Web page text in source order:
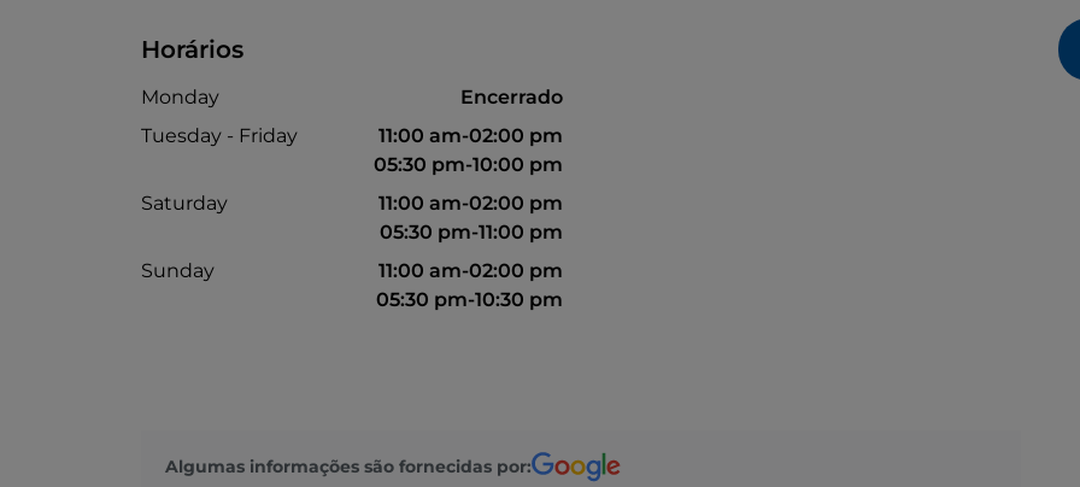
Horários
Monday
Encerrado
Tuesday - Friday
11:00 am-02:00 pm
05:30 pm-10:00 pm
Saturday
11:00 am-02:00 pm
05:30 pm-11:00 pm
Sunday
11:00 am-02:00 pm
05:30 pm-10:30 pm
Algumas informações são fornecidas por: